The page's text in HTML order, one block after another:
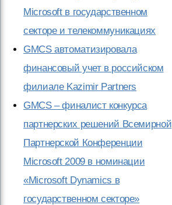
Microsoft в государственном
секторе и телекоммуникациях
GMCS автоматизировала
финансовый учет в российском
филиале Kazimir Partners
GMCS – финалист конкурса
партнерских решений Всемирной
Партнерской Конференции
Microsoft 2009 в номинации
«Microsoft Dynamics в
государственном секторе»